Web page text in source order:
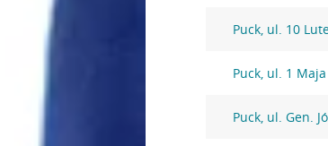
Puck, ul. 10
Puck, ul. 1 Maja
Puck, ul. Gen.